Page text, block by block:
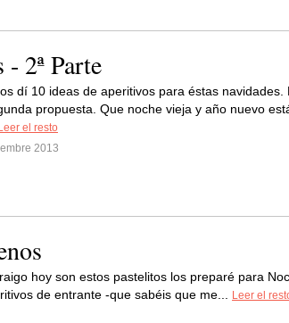
2ª Parte
dí 10 ideas de aperitivos para éstas navidades.
propuesta. Que noche vieja y año nuevo
Leer el resto
2013
hoy son estos pastelitos los preparé para
de entrante -que sabéis que me...
Leer el